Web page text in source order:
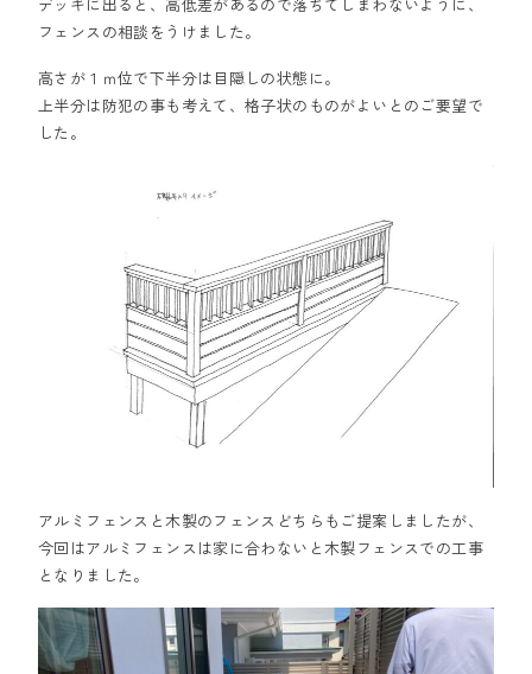
フェンスの相談をうけました。
高さが１ｍ位で下半分は目隠しの状態に。
上半分は防犯の事も考えて、格子状のものがよいとのご要望で
した。
アルミフェンスと木製のフェンスどちらもご提案しましたが、
今回はアルミフェンスは家に合わないと木製フェンスでの工事
となりました。